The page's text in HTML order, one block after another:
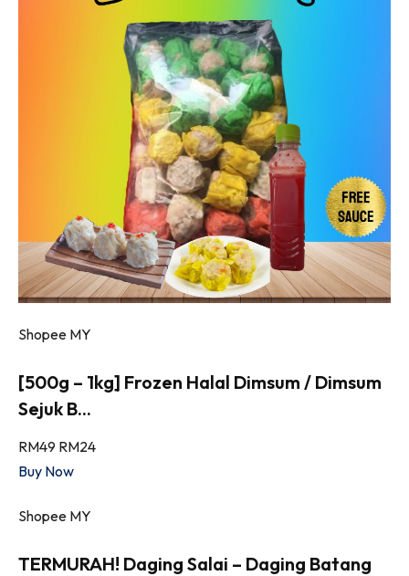
Shopee MY
[500g – 1kg] Frozen Halal Dimsum / Dimsum
Sejuk B...
RM49 RM24
Buy Now
Shopee MY
TERMURAH! Daging Salai – Daging Batang